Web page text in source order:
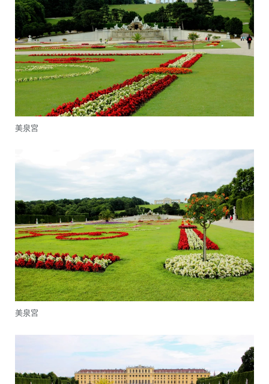
美泉宮
美泉宮